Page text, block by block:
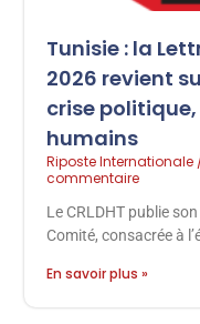
Tunisie : la
2026 revient
crise
humains
Riposte Internationale
commentaire
Le CRLDHT publie
Comité, consacrée à
En savoir plus »